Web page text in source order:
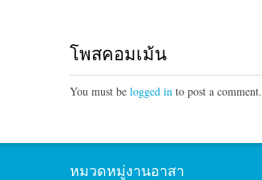
โพสคอมเม้น
You must be logged in to post a comment.
หมวดหมู่งานอาสา